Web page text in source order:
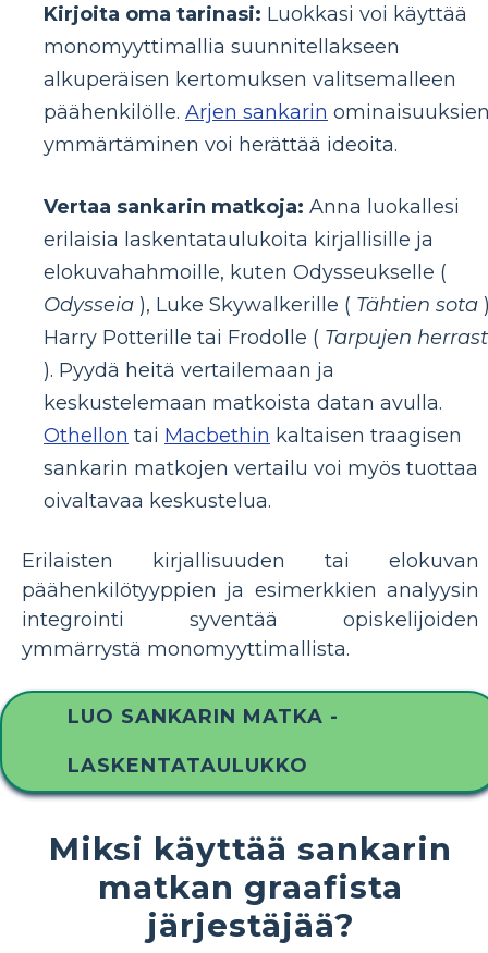
Kirjoita oma tarinasi: Luokkasi voi käyttää
monomyyttimallia suunnitellakseen
alkuperäisen kertomuksen valitsemalleen
päähenkilölle. Arjen sankarin
ymmärtäminen voi herättää ideoita.
Vertaa sankarin matkoja: Anna luokallesi
erilaisia ​​laskentataulukoita kirjallisille ja
elokuvahahmoille, kuten Odysseukselle (
Odysseia ), Luke Skywalkerille ( Tähtien sota
Harry Potterille tai Frodolle ( Tarpujen
). Pyydä heitä vertailemaan ja
keskustelemaan matkoista datan avulla.
Othellon tai Macbethin kaltaisen traagisen
sankarin matkojen vertailu voi myös tuottaa
oivaltavaa keskustelua.
Erilaisten kirjallisuuden tai elokuvan
päähenkilötyyppien ja esimerkkien analyysin
integrointi syventää opiskelijoiden
ymmärrystä monomyyttimallista.
LUO SANKARIN MATKA -
LASKENTATAULUKKO
Miksi käyttää sankarin
matkan graafista
järjestäjää?